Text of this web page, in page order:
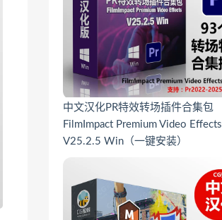
中文汉化PR特效转场插件合集包
FilmImpact Premium Video Effects
V25.2.5 Win（一键安装）